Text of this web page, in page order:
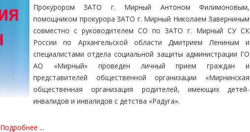
Прокурором ЗАТО г. Мирный Антоном Филимоновым,
помощником прокурора ЗАТО г. Мирный Николаем Заверниным
совместно с руководителем СО по ЗАТО г. Мирный СУ СК
России по Архангельской области Дмитрием Лениным и
специалистами отдела социальной защиты администрации ГО
АО «Мирный» проведен личный прием граждан и
представителей общественной организации «Мирнинская
общественная организация родителей, имеющих детей-
инвалидов и инвалидов с детства «Радуга».
Подробнее ...